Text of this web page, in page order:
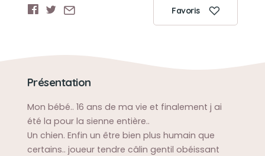
Favoris
Présentation
Mon bébé.. 16 ans de ma vie et finalement j ai
été la pour la sienne entière..
Un chien. Enfin un être bien plus humain que
certains.. joueur tendre câlin gentil obéissant